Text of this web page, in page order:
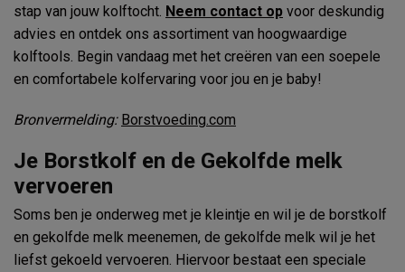
stap van jouw kolftocht. Neem contact op voor deskundig
advies en ontdek ons assortiment van hoogwaardige
kolftools. Begin vandaag met het creëren van een soepele
en comfortabele kolfervaring voor jou en je baby!
Bronvermelding: Borstvoeding.com
Je Borstkolf en de Gekolfde melk
vervoeren
Soms ben je onderweg met je kleintje en wil je de borstkolf
en gekolfde melk meenemen, de gekolfde melk wil je het
liefst gekoeld vervoeren. Hiervoor bestaat een speciale